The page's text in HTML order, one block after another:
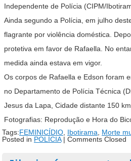
Independente de Polícia (CIPM/
Ainda segundo a Polícia, em julho
flagrante por violência doméstica.
protetiva em favor de Rafaella. No
medida ainda estava em vigor.
Os corpos de Rafaella e Edson foram
no Departamento de Polícia Técnica
Jesus da Lapa, Cidade distante 150
Fotografias: Reprodução e Hora do
Tags:FEMINICÍDIO Ibotirama Morte
Posted in POLÍCIA| Comments Closed